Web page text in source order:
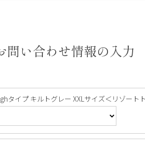
問い合わせ情報の入力
タイプ キルトグレー XXLサイズ＜リゾート